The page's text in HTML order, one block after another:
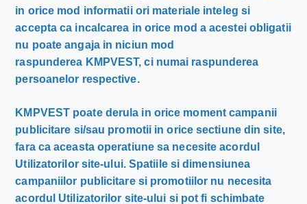
in orice mod informatii ori materiale inteleg si
accepta ca incalcarea in orice mod a acestei obligatii
nu poate angaja in niciun mod
raspunderea KMPVEST, ci numai raspunderea
persoanelor respective.
KMPVEST poate derula in orice moment campanii
publicitare si/sau promotii in orice sectiune din site,
fara ca aceasta operatiune sa necesite acordul
Utilizatorilor site-ului. Spatiile si dimensiunea
campaniilor publicitare si promotiilor nu necesita
acordul Utilizatorilor site-ului si pot fi schimbate